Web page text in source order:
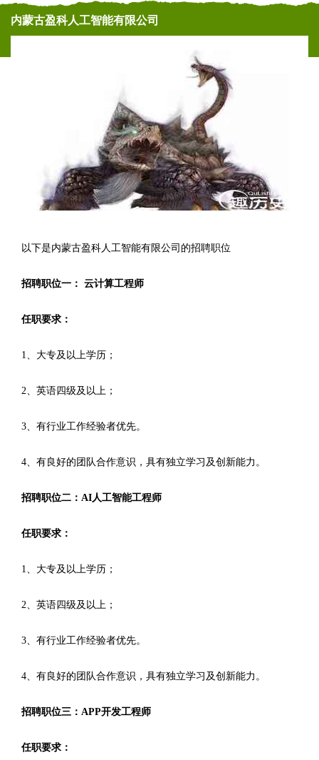
内蒙古盈科人工智能有限公司
以下是内蒙古盈科人工智能有限公司的招聘职位
招聘职位一： 云计算工程师
任职要求：
1、大专及以上学历；
2、英语四级及以上；
3、有行业工作经验者优先。
4、有良好的团队合作意识，具有独立学习及创新能力。
招聘职位二：AI人工智能工程师
任职要求：
1、大专及以上学历；
2、英语四级及以上；
3、有行业工作经验者优先。
4、有良好的团队合作意识，具有独立学习及创新能力。
招聘职位三：APP开发工程师
任职要求：